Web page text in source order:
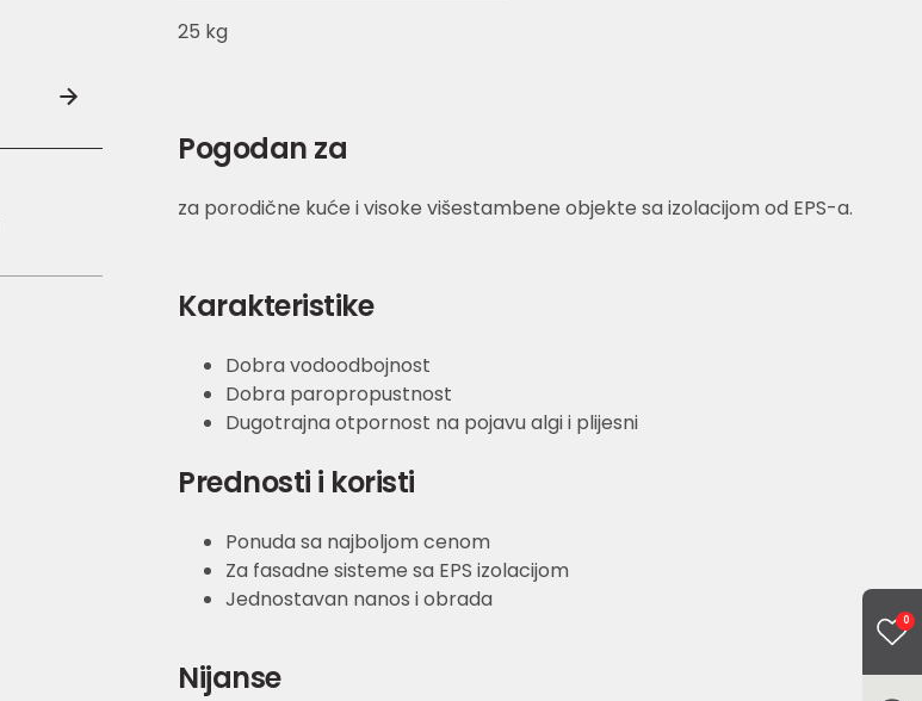
0
25 kg
Pogodan za
za porodične kuće i visoke višestambene objekte sa izolacijom od EPS-a.
Karakteristike
Dobra vodoodbojnost
Dobra paropropustnost
Dugotrajna otpornost na pojavu algi i plijesni
Prednosti i koristi
Ponuda sa najboljom cenom
Za fasadne sisteme sa EPS izolacijom
Jednostavan nanos i obrada
Nijanse